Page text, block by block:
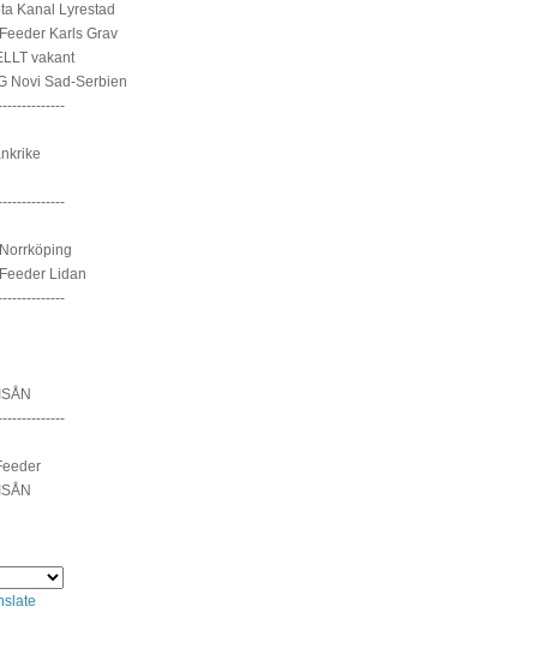
Kanal Lyrestad
Karls Grav
vakant
Novi Sad-Serbien
Lidan